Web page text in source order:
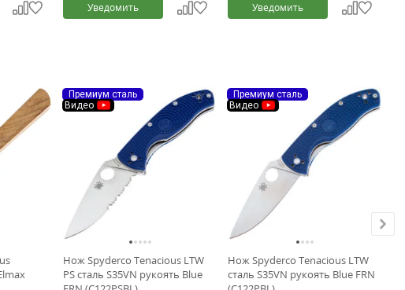
Уведомить Уведомить
Премиум сталь
Видео
Нож Spyderco Tenacious LTW
PS сталь S35VN рукоять Blue
Премиум сталь
Видео
Нож Spyderco Tenacious LTW
сталь S35VN рукоять Blue FRN